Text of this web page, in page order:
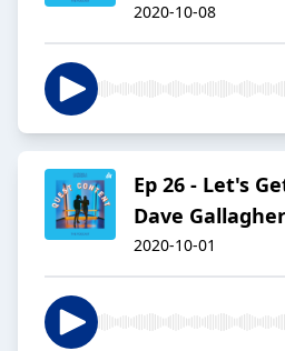
2020-10-08
Ep 26 - Let's
Dave Gallagher
2020-10-01